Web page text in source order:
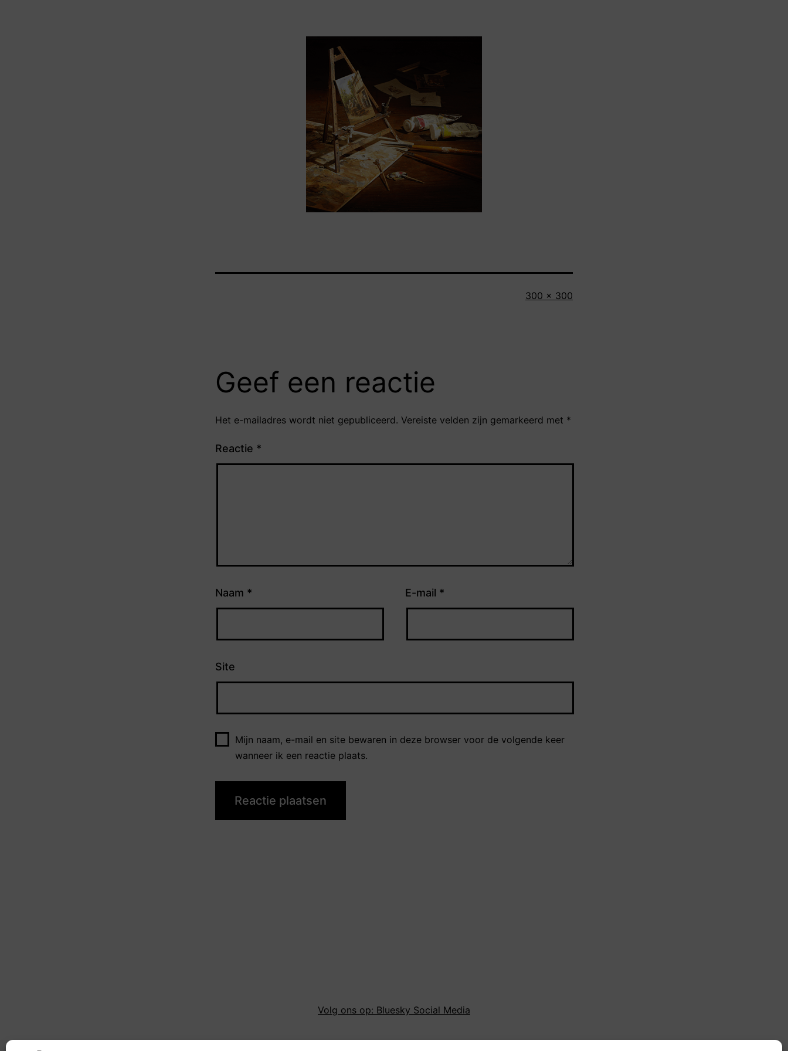
Volledige
300 × 300
Geef een reactie
Het e-mailadres wordt niet gepubliceerd. Vereiste velden zijn gemarkeerd met *
Reactie *
Naam * E-mail *
Site
Mijn naam, e-mail en site bewaren in deze browser voor de volgende keer
wanneer ik een reactie plaats.
Volg ons op: Bluesky Social Media